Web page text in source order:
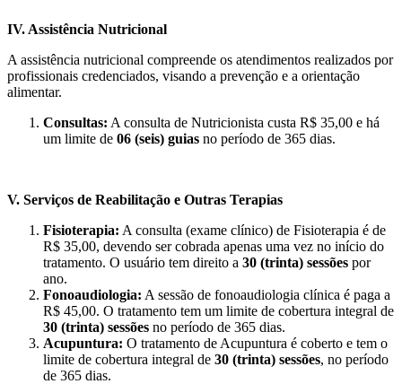
IV. Assistência Nutricional
A assistência nutricional compreende os atendimentos realizados por
profissionais credenciados, visando a prevenção e a orientação
alimentar.
Consultas: A consulta de Nutricionista custa R$ 35,00 e há
um limite de 06 (seis) guias no período de 365 dias.
V. Serviços de Reabilitação e Outras Terapias
Fisioterapia: A consulta (exame clínico) de Fisioterapia é de
R$ 35,00, devendo ser cobrada apenas uma vez no início do
tratamento. O usuário tem direito a 30 (trinta) sessões por
ano.
Fonoaudiologia: A sessão de fonoaudiologia clínica é paga a
R$ 45,00. O tratamento tem um limite de cobertura integral de
30 (trinta) sessões no período de 365 dias.
Acupuntura: O tratamento de Acupuntura é coberto e tem o
limite de cobertura integral de 30 (trinta) sessões, no período
de 365 dias.